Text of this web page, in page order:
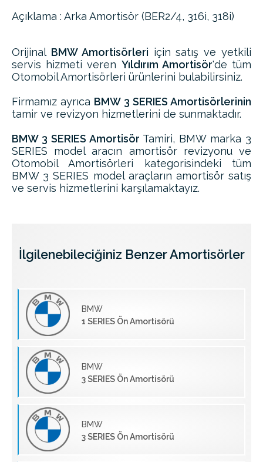
Açıklama : Arka Amortisör (BER2/4, 316i, 318i)
Orijinal BMW Amortisörleri için satış ve yetkili
servis hizmeti veren Yıldırım Amortisör'de tüm
Otomobil Amortisörleri ürünlerini bulabilirsiniz.
Firmamız ayrıca BMW 3 SERIES Amortisörlerinin
tamir ve revizyon hizmetlerini de sunmaktadır.
BMW 3 SERIES Amortisör Tamiri, BMW marka 3
SERIES model aracın amortisör revizyonu ve
Otomobil Amortisörleri kategorisindeki tüm
BMW 3 SERIES model araçların amortisör satış
ve servis hizmetlerini karşılamaktayız.
İlgilenebileciğiniz Benzer Amortisörler
BMW
1 SERIES Ön Amortisörü
BMW
3 SERIES Ön Amortisörü
BMW
3 SERIES Ön Amortisörü